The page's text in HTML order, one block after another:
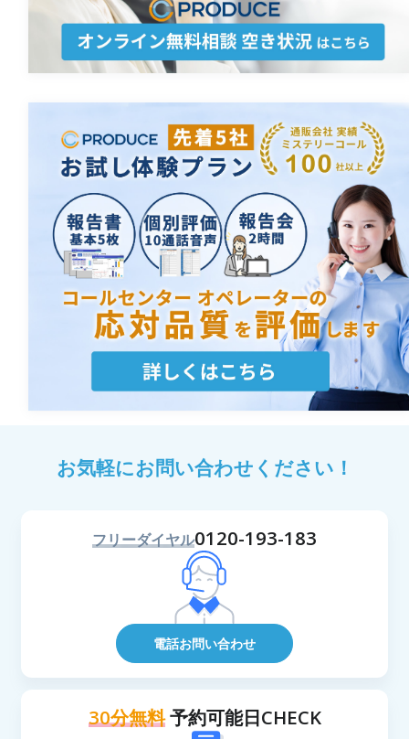
お気軽にお問い合わせください！
フリーダイヤル0120-193-183
電話お問い合わせ
30分無料予約可能日CHECK